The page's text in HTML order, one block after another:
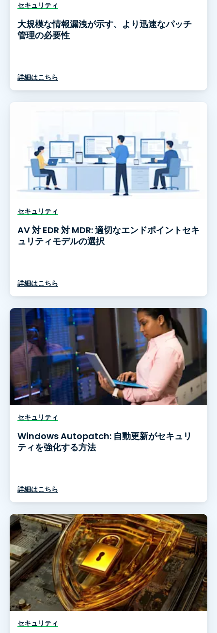
セキュリティ
大規模な情報漏洩が示す、より迅速なパッチ
管理の必要性
詳細はこちら
セキュリティ
AV 対 EDR 対 MDR: 適切なエンドポイントセキ
ュリティモデルの選択
詳細はこちら
セキュリティ
Windows Autopatch: 自動更新がセキュリ
ティを強化する方法
詳細はこちら
セキュリティ